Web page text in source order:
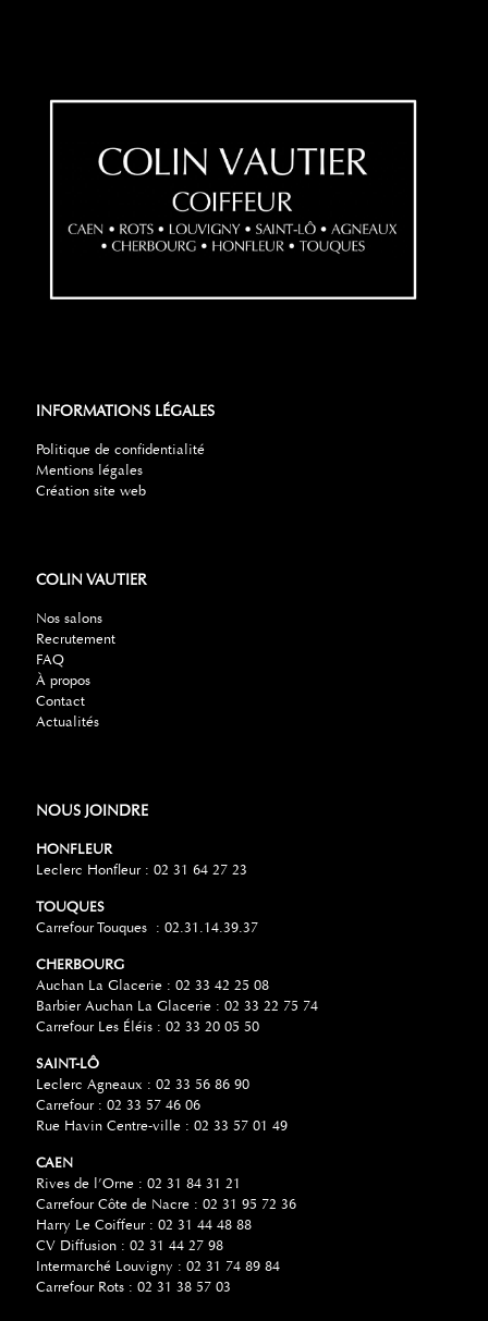
INFORMATIONS LÉGALES
Politique de confidentialité
Mentions légales
Création site web
COLIN VAUTIER
Nos salons
Recrutement
FAQ
À propos
Contact
Actualités
NOUS JOINDRE
HONFLEUR
Leclerc Honfleur : 02 31 64 27 23
TOUQUES
Carrefour Touques : 02.31.14.39.37
CHERBOURG
Auchan La Glacerie : 02 33 42 25 08
Barbier Auchan La Glacerie : 02 33 22 75 74
Carrefour Les Éléis : 02 33 20 05 50
SAINT-LÔ
Leclerc Agneaux : 02 33 56 86 90
Carrefour : 02 33 57 46 06
Rue Havin Centre-ville : 02 33 57 01 49
CAEN
Rives de l’Orne : 02 31 84 31 21
Carrefour Côte de Nacre : 02 31 95 72 36
Harry Le Coiffeur : 02 31 44 48 88
CV Diffusion : 02 31 44 27 98
Intermarché Louvigny : 02 31 74 89 84
Carrefour Rots : 02 31 38 57 03